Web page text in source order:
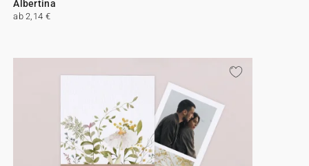
Albertina
ab 2,14 €